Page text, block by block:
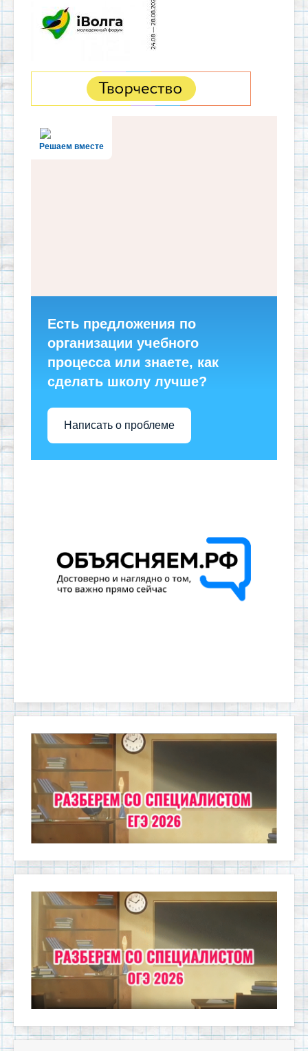
Решаем вместе
Есть предложения по
организации учебного
процесса или знаете, как
сделать школу лучше?
Написать о проблеме